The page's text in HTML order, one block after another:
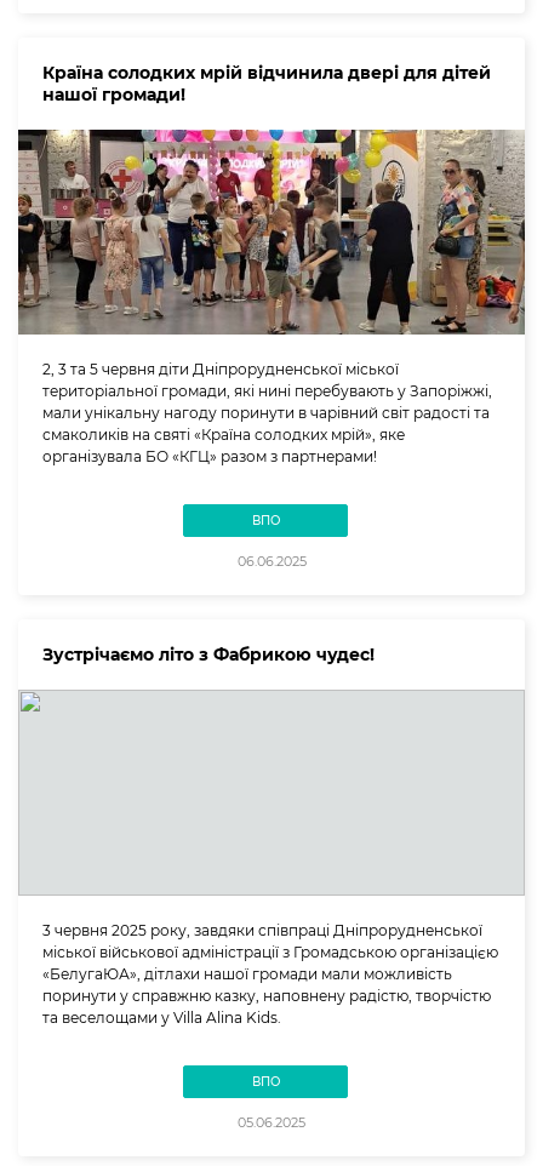
Країна солодких мрій відчинила двері для дітей
нашої громади!
2, 3 та 5 червня діти Дніпрорудненської міської
територіальної громади, які нині перебувають у Запоріжжі,
мали унікальну нагоду поринути в чарівний світ радості та
смаколиків на святі «Країна солодких мрій», яке
організувала БО «КГЦ» разом з партнерами!
ВПО
06.06.2025
Зустрічаємо літо з Фабрикою чудес!
3 червня 2025 року, завдяки співпраці Дніпрорудненської
міської військової адміністрації з Громадською організацією
«БелугаЮА», дітлахи нашої громади мали можливість
поринути у справжню казку, наповнену радістю, творчістю
та веселощами у Villa Alina Kids.
ВПО
05.06.2025